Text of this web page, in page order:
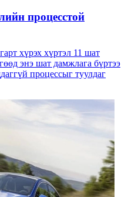
процесстой
хүрэх хүртэл 11 шат
энэ шат дамжлага бүртээ
процессыг туулдаг